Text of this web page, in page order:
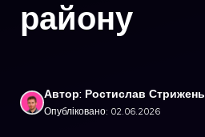
району
Автор: Ростислав Стрижень
Опубліковано: 02.06.2026